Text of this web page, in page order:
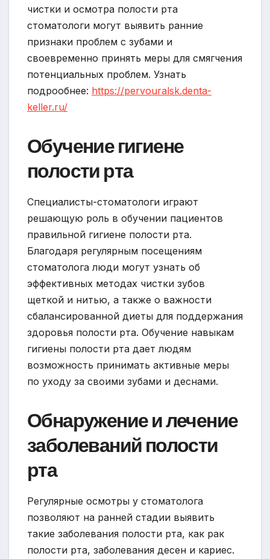
чистки и осмотра полости рта
стоматологи могут выявить ранние
признаки проблем с зубами и
своевременно принять меры для смягчения
потенциальных проблем. Узнать
подрообнее: https://pervouralsk.denta-
keller.ru/
Обучение гигиене
полости рта
Специалисты-стоматологи играют
решающую роль в обучении пациентов
правильной гигиене полости рта.
Благодаря регулярным посещениям
стоматолога люди могут узнать об
эффективных методах чистки зубов
щеткой и нитью, а также о важности
сбалансированной диеты для поддержания
здоровья полости рта. Обучение навыкам
гигиены полости рта дает людям
возможность принимать активные меры
по уходу за своими зубами и деснами.
Обнаружение и лечение
заболеваний полости
рта
Регулярные осмотры у стоматолога
позволяют на ранней стадии выявить
такие заболевания полости рта, как рак
полости рта, заболевания десен и кариес.